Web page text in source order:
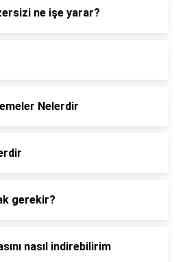
ne işe yarar?
Nelerdir
gerekir?
nasıl indirebilirim